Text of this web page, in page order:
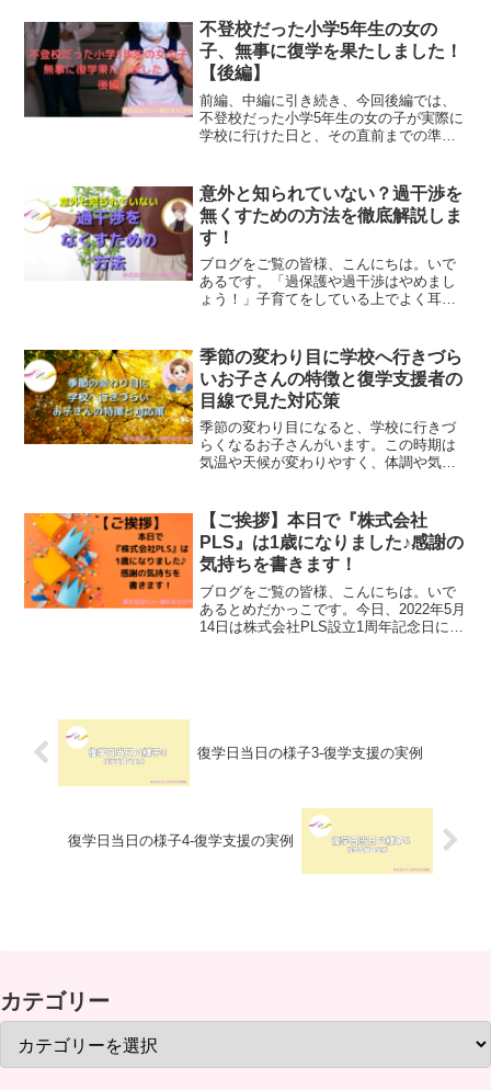
くべき視点と、解決に向けた復学支援の
考え方をお伝えします。
不登校だった小学5年生の女の
子、無事に復学を果たしました！
【後編】
前編、中編に引き続き、今回後編では、
不登校だった小学5年生の女の子が実際に
学校に行けた日と、その直前までの準備
東港のお子さんを、復学に導くのか。そ
のあたりも分かりやすく書きました。
意外と知られていない？過干渉を
無くすための方法を徹底解説しま
す！
ブログをご覧の皆様、こんにちは。いで
あるです。「過保護や過干渉はやめまし
ょう！」子育てをしている上でよく耳に
今回は過干渉はどうして起きるのか？過
干渉を無くすためにはどうすればよいの
かを書きました。
季節の変わり目に学校へ行きづら
いお子さんの特徴と復学支援者の
目線で見た対応策
季節の変わり目になると、学校に行きづ
らくなるお子さんがいます。この時期は
気温や天候が変わりやすく、体調や気分
の変わり目に登校が難しくなるお子さん
の特徴と、家庭でどのように支えていけ
るかについて解説します。
【ご挨拶】本日で『株式会社
PLS』は1歳になりました♪感謝の
気持ちを書きます！
ブログをご覧の皆様、こんにちは。いで
あるとめだかっこです。今日、2022年5月
14日は株式会社PLS設立1周年記念日にな
復学日当日の様子3-復学支援の実例
復学日当日の様子4-復学支援の実例
カテゴリー